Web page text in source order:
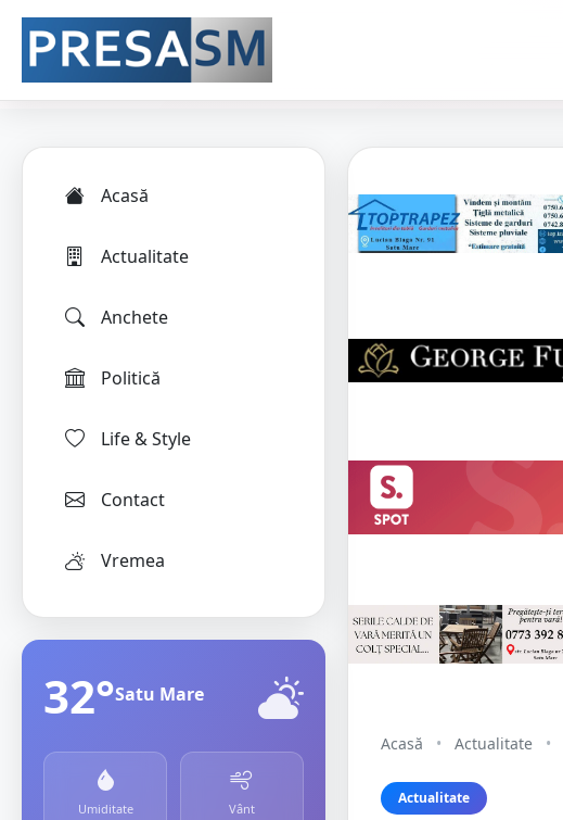
Acasă
Actualitate
Anchete
Politică
Life & Style
Contact
Vremea
32°Satu Mare
Umiditate Vânt
Acasă • Actualitate •
Actualitate